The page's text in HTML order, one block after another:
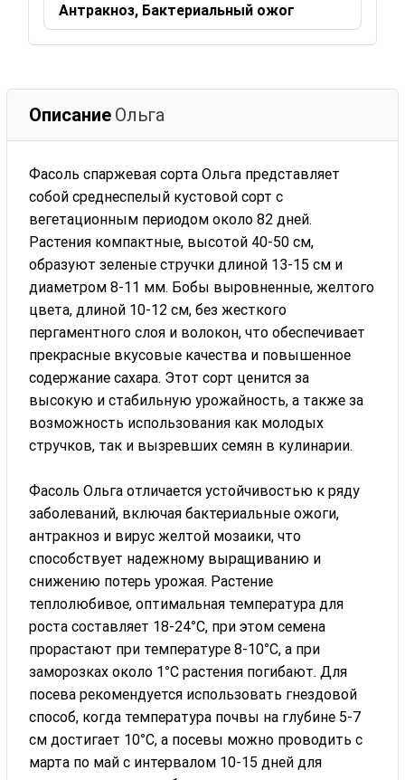
Антракноз, Бактериальный ожог
Описание Ольга
Фасоль спаржевая сорта Ольга представляет
собой среднеспелый кустовой сорт с
вегетационным периодом около 82 дней.
Растения компактные, высотой 40-50 см,
образуют зеленые стручки длиной 13-15 см и
диаметром 8-11 мм. Бобы выровненные, желтого
цвета, длиной 10-12 см, без жесткого
пергаментного слоя и волокон, что обеспечивает
прекрасные вкусовые качества и повышенное
содержание сахара. Этот сорт ценится за
высокую и стабильную урожайность, а также за
возможность использования как молодых
стручков, так и вызревших семян в кулинарии.
Фасоль Ольга отличается устойчивостью к ряду
заболеваний, включая бактериальные ожоги,
антракноз и вирус желтой мозаики, что
способствует надежному выращиванию и
снижению потерь урожая. Растение
теплолюбивое, оптимальная температура для
роста составляет 18-24°C, при этом семена
прорастают при температуре 8-10°C, а при
заморозках около 1°C растения погибают. Для
посева рекомендуется использовать гнездовой
способ, когда температура почвы на глубине 5-7
см достигает 10°C, а посевы можно проводить с
марта по май с интервалом 10-15 дней для